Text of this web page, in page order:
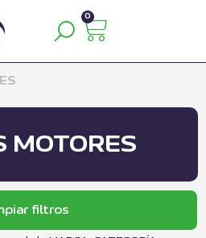
0
MOTORES
filtros